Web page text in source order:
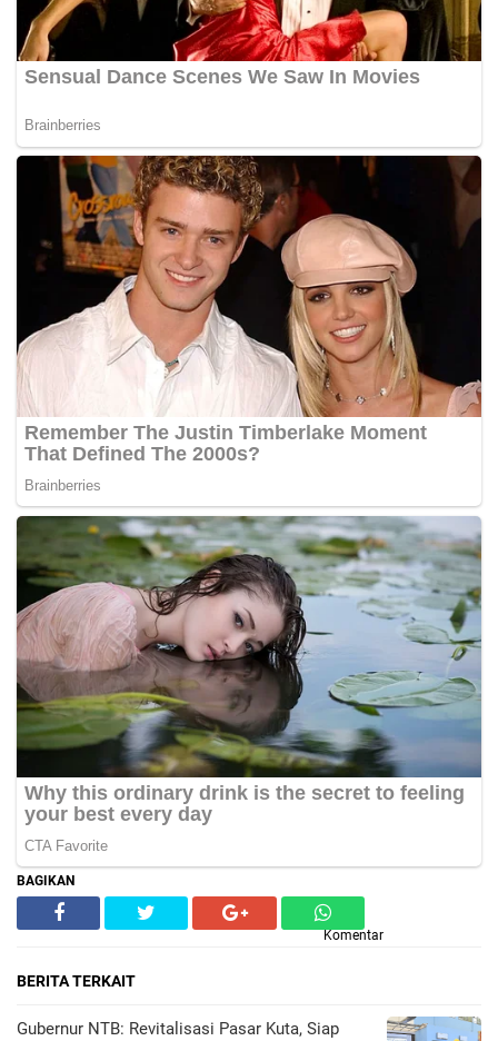
BAGIKAN
Komentar
BERITA TERKAIT
Gubernur NTB: Revitalisasi Pasar Kuta, Siap